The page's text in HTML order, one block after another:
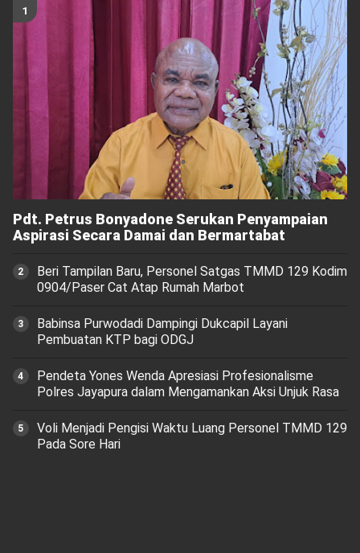
Pdt. Petrus Bonyadone Serukan Penyampaian
Aspirasi Secara Damai dan Bermartabat
Beri Tampilan Baru, Personel Satgas TMMD 129 Kodim
0904/Paser Cat Atap Rumah Marbot
Babinsa Purwodadi Dampingi Dukcapil Layani
Pembuatan KTP bagi ODGJ
Pendeta Yones Wenda Apresiasi Profesionalisme
Polres Jayapura dalam Mengamankan Aksi Unjuk Rasa
Voli Menjadi Pengisi Waktu Luang Personel TMMD 129
Pada Sore Hari